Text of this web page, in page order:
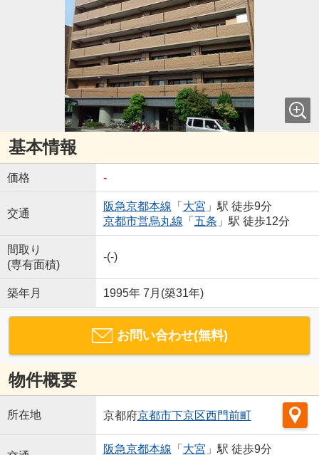
基本情報
価格 -
交通
阪急京都本線 「 大宮 」駅 徒歩9分
京都市営烏丸線 「 五条 」駅 徒歩12分
間取り
(専有面積)
-(-)
築年月 1995年 7月(築31年)
お問い合わせ(無料)
物件概要
所在地 京都府京都市下京区西門前町
阪急京都本線 「 大宮 」駅 徒歩9分